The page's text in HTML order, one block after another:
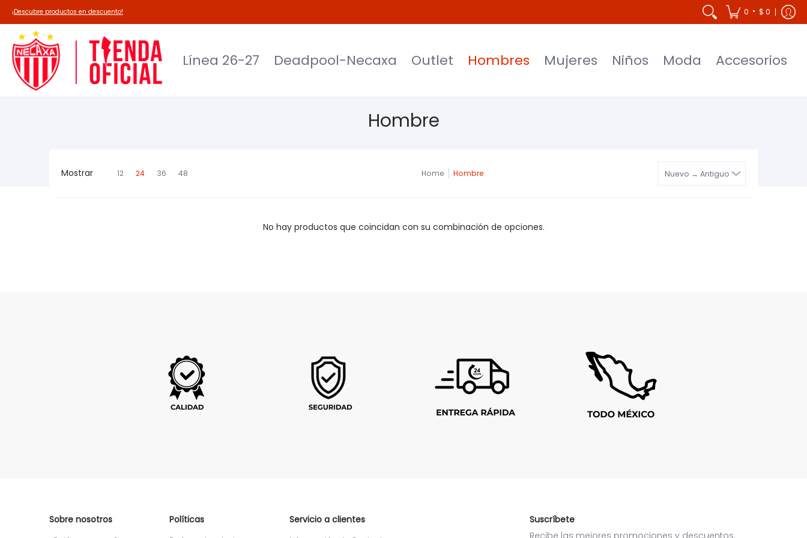
Línea 26-27 Deadpool-Necaxa
¡Descubre productos en descuento! 0 • $ 0
Línea 26-27 Deadpool-Necaxa Outlet Hombres Mujeres Niños Moda Accesorios
Hombre
Mostrar 12 24 36 48 Home Hombre
No hay productos que coincidan con su combinación de opciones.
Sobre nosotros Políticas Servicio a clientes
Suscríbete
Recibe las mejores promociones y descuentos.